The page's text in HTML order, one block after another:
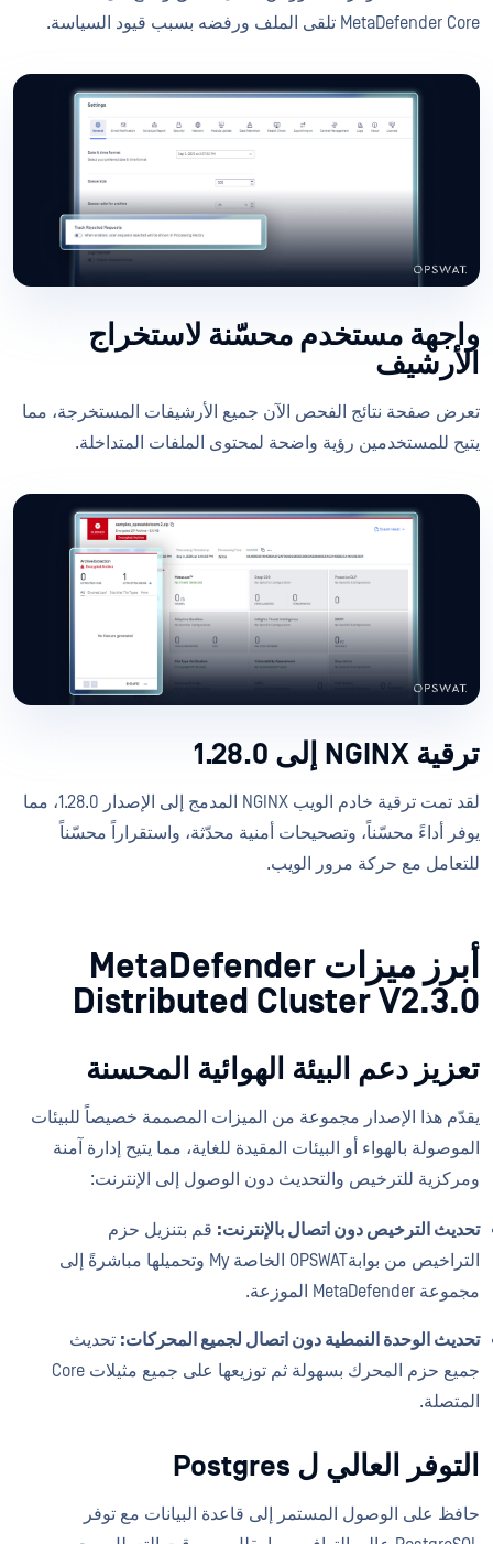
MetaDefender Core تلقى الملف ورفضه بسبب قيود السياسة.
واجهة مستخدم محسّنة لاستخراج
الأرشيف
تعرض صفحة نتائج الفحص الآن جميع الأرشيفات المستخرجة، مما
يتيح للمستخدمين رؤية واضحة لمحتوى الملفات المتداخلة.
ترقية NGINX إلى 1.28.0
لقد تمت ترقية خادم الويب NGINX المدمج إلى الإصدار 1.28.0، مما
يوفر أداءً محسّناً، وتصحيحات أمنية محدّثة، واستقراراً محسّناً
للتعامل مع حركة مرور الويب.
أبرز ميزات MetaDefender
Distributed Cluster V2.3.0
تعزيز دعم البيئة الهوائية المحسنة
يقدّم هذا الإصدار مجموعة من الميزات المصممة خصيصاً للبيئات
الموصولة بالهواء أو البيئات المقيدة للغاية، مما يتيح إدارة آمنة
ومركزية للترخيص والتحديث دون الوصول إلى الإنترنت:
تحديث الترخيص دون اتصال بالإنترنت: قم بتنزيل حزم
التراخيص من بوابةOPSWAT الخاصة My وتحميلها مباشرةً إلى
مجموعة MetaDefender الموزعة.
تحديث الوحدة النمطية دون اتصال لجميع المحركات: تحديث
جميع حزم المحرك بسهولة ثم توزيعها على جميع مثيلات Core
المتصلة.
التوفر العالي ل Postgres
حافظ على الوصول المستمر إلى قاعدة البيانات مع توفر